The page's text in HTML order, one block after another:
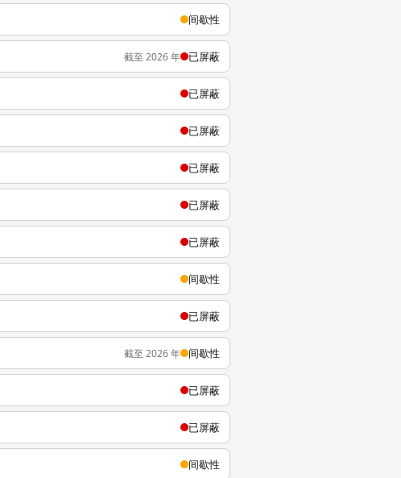
间歇性
截至 2026 年 已屏蔽
已屏蔽
已屏蔽
已屏蔽
已屏蔽
已屏蔽
间歇性
已屏蔽
截至 2026 年 间歇性
已屏蔽
已屏蔽
间歇性